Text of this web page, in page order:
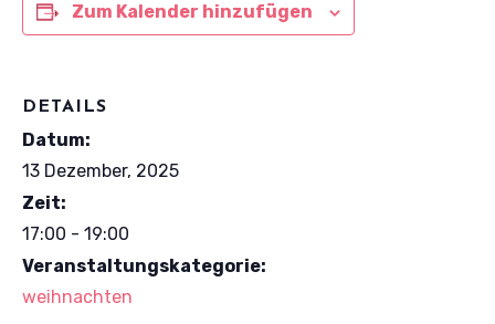
Zum Kalender hinzufügen
DETAILS
Datum:
13 Dezember, 2025
Zeit:
17:00 - 19:00
Veranstaltungskategorie:
weihnachten